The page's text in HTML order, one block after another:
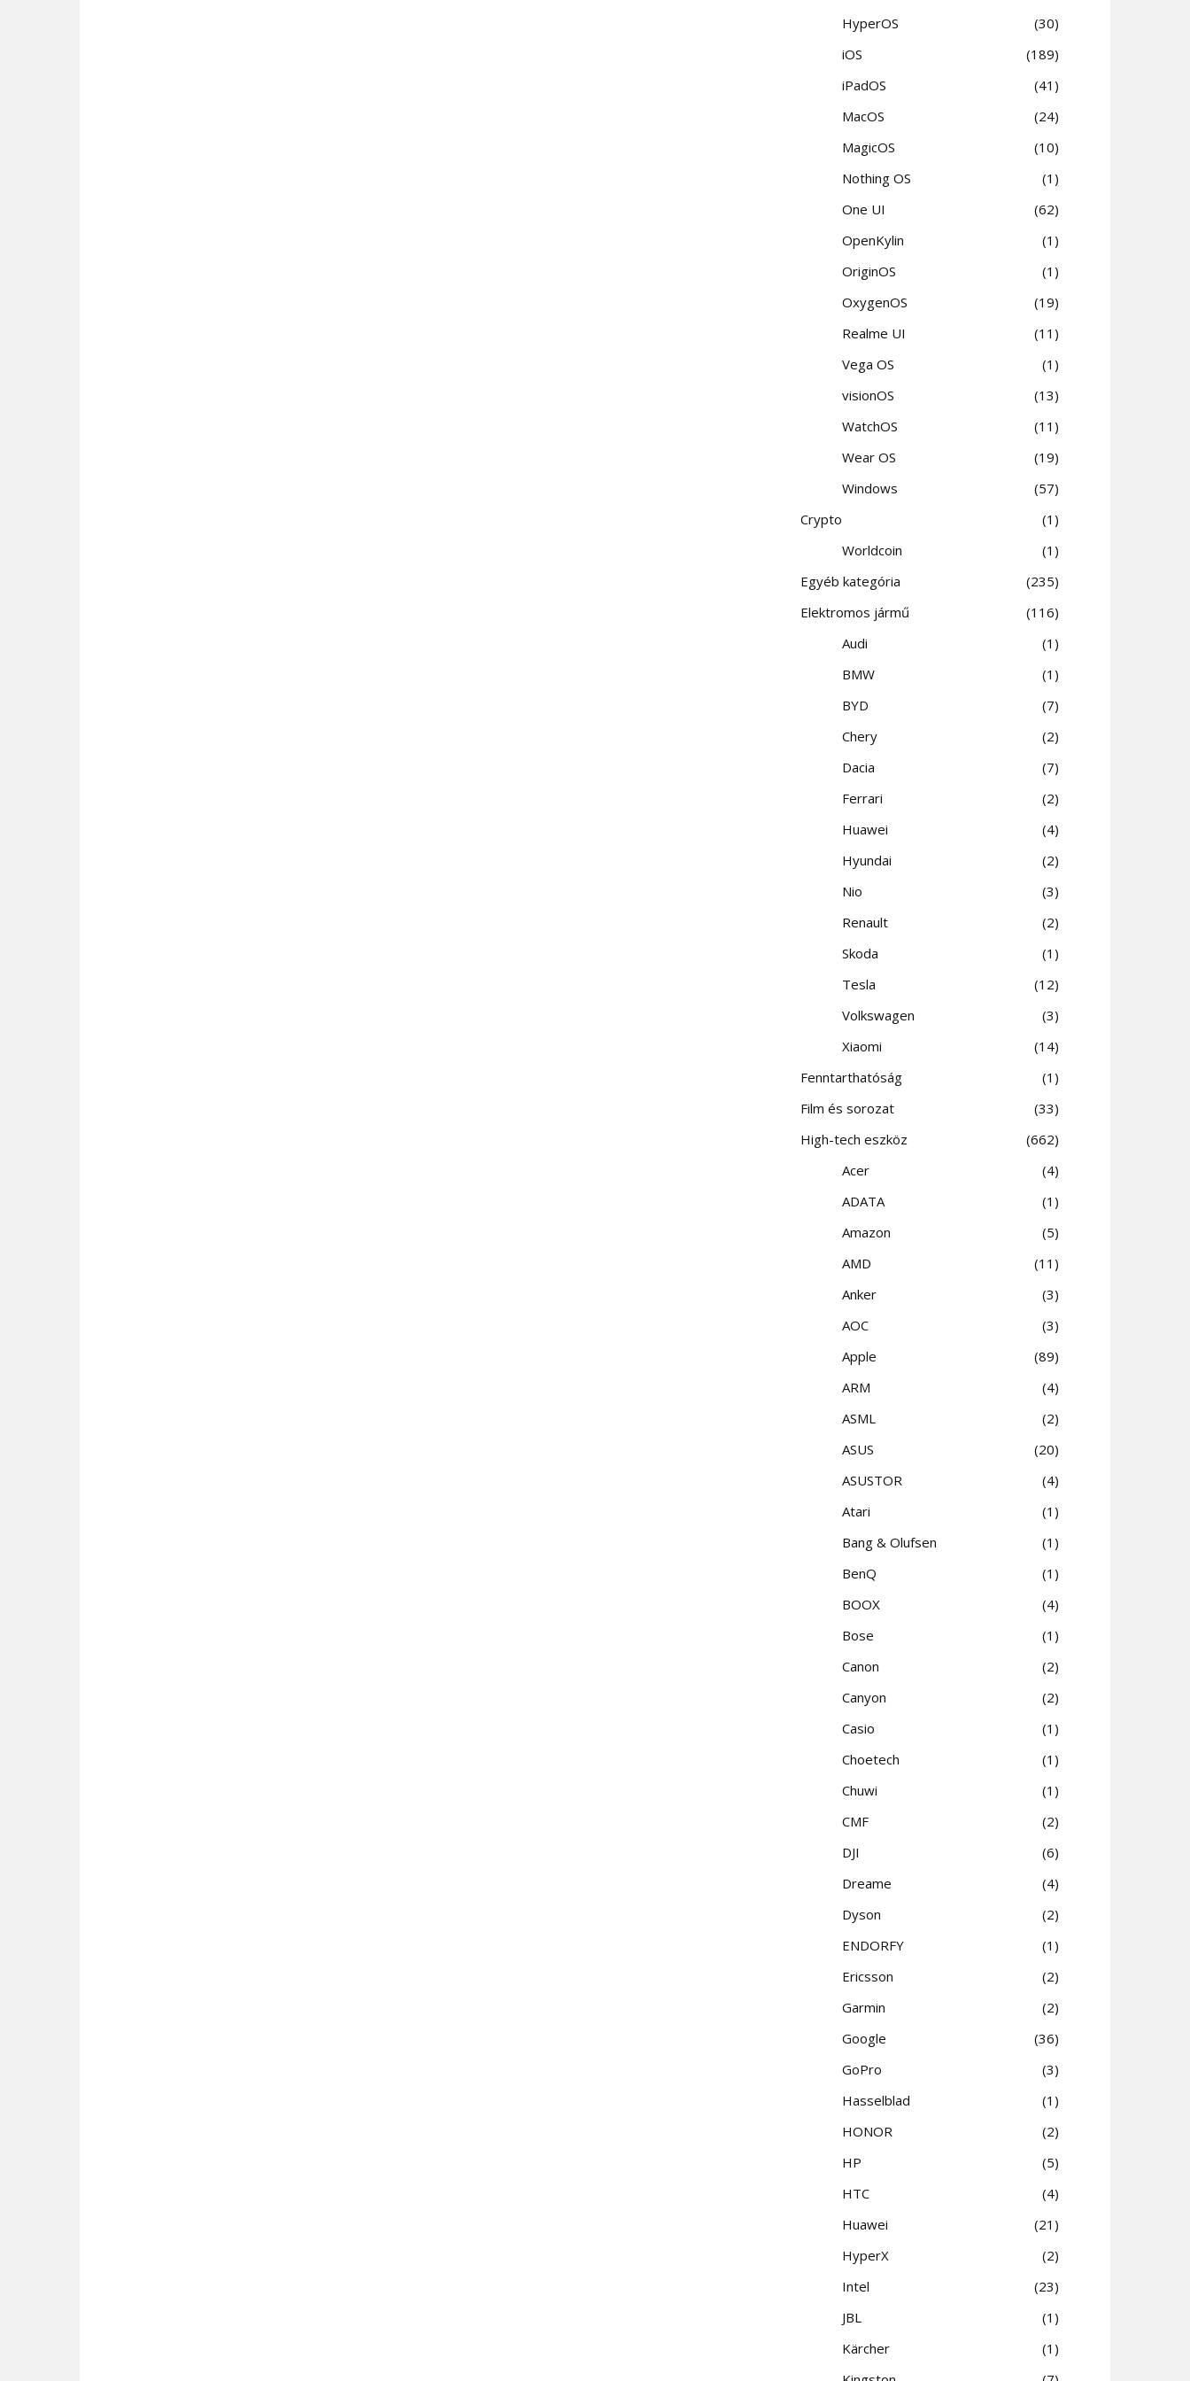
HyperOS
30
iOS
189
iPadOS
41
MacOS
24
MagicOS
10
Nothing OS
1
One UI
62
OpenKylin
1
OriginOS
1
OxygenOS
19
Realme UI
11
Vega OS
1
visionOS
13
WatchOS
11
Wear OS
19
Windows
57
Crypto
1
Worldcoin
1
Egyéb kategória
235
Elektromos jármű
116
Audi
1
BMW
1
BYD
7
Chery
2
Dacia
7
Ferrari
2
Huawei
4
Hyundai
2
Nio
3
Renault
2
Skoda
1
Tesla
12
Volkswagen
3
Xiaomi
14
Fenntarthatóság
1
Film és sorozat
33
High-tech eszköz
662
Acer
4
ADATA
1
Amazon
5
AMD
11
Anker
3
AOC
3
Apple
89
ARM
4
ASML
2
ASUS
20
ASUSTOR
4
Atari
1
Bang & Olufsen
1
BenQ
1
BOOX
4
Bose
1
Canon
2
Canyon
2
Casio
1
Choetech
1
Chuwi
1
CMF
2
DJI
6
Dreame
4
Dyson
2
ENDORFY
1
Ericsson
2
Garmin
2
Google
36
GoPro
3
Hasselblad
1
HONOR
2
HP
5
HTC
4
Huawei
21
HyperX
2
Intel
23
JBL
1
Kärcher
1